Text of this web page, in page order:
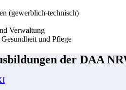
(gewerblich-technisch)
Verwaltung
und Pflege
der DAA